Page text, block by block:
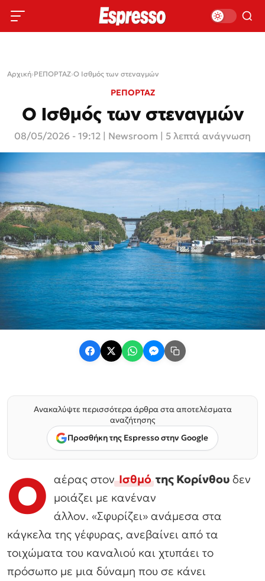
Αρχική›ΡΕΠΟΡΤΑΖ›Ο Ισθμός των στεναγμών
ΡΕΠΟΡΤΑΖ
Ο Ισθμός των στεναγμών
08/05/2026 - 19:12 Newsroom | 5 λεπτά ανάγνωση
Ανακαλύψτε περισσότερα άρθρα στα αποτελέσματα
αναζήτησης
Προσθήκη της Espresso στην Google
Ο αέρας στονΙσθμότης Κορίνθου δεν
μοιάζει με κανέναν
άλλον. «Σφυρίζει» ανάμεσα στα
κάγκελα της γέφυρας, ανεβαίνει από τα
τοιχώματα του καναλιού και χτυπάει το
πρόσωπο με μια δύναμη που σε κάνει